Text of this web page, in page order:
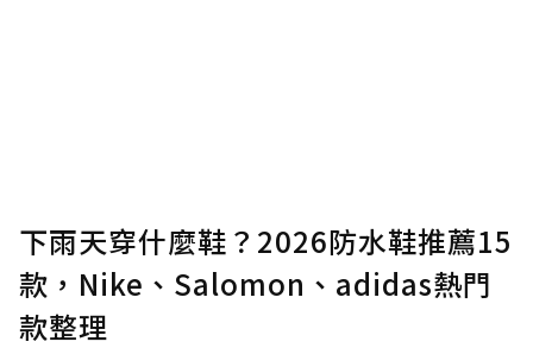
下雨天穿什麼鞋？2026防水鞋推薦15
款，Nike、Salomon、adidas熱門
款整理